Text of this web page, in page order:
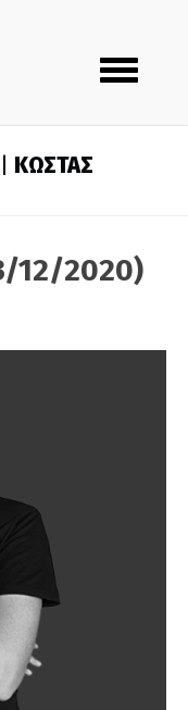
Toggle
navigation
ΚΩΣΤΑΣ
12/2020)